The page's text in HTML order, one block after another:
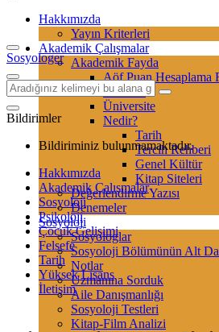
Hakkımızda
Yayın Kriterleri
Akademik Çalışmalar
Akademik Fayda
Aöf Puan Hesaplama
Sertifika
Üniversite
Nedir?
Tarih
Tercih Rehberi
Genel Kültür
Kitap Siteleri
Değerlendirme Yazısı
Denemeler
Sosyoloji
Sosyologlar
Sosyoloji Bölümünün Alt
Notlar
Uzmanına Sorduk
Aile Danışmanlığı
Sosyoloji Testleri
Kitap-Film Analizi
Sosyologer
Bildirimler
Bildiriminiz bulunmamaktadır.
Hakkımızda
Akademik Çalışmalar
Sosyoloji
Psikoloji
Çocuk Gelişimi
Felsefe
Tarih
Yüksek Lisans
İletişim